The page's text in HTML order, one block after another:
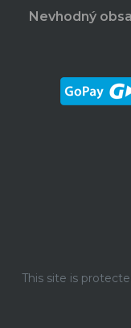
Nevhodný
This site is